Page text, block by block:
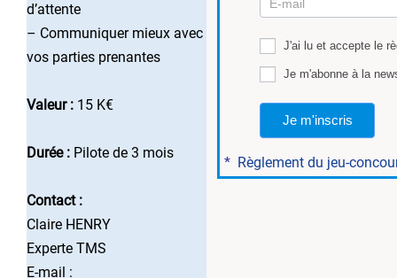
d’attente
– Communiquer mieux avec
vos parties prenantes
Valeur : 15 K€
Durée : Pilote de 3 mois
Contact :
Claire HENRY
Experte TMS
E-mail :
J'ai lu et accepte le
Je m'abonne à la
Je m'inscris
* Règlement du jeu-